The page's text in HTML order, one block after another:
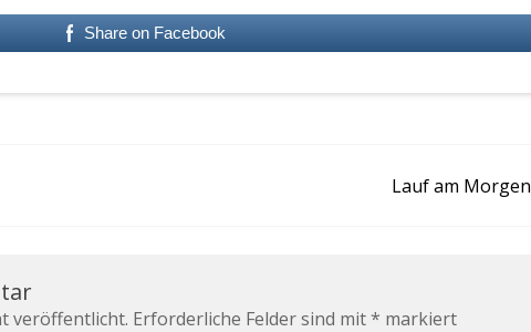
Share on Facebook
Lauf am Morgen
veröffentlicht. Erforderliche Felder sind mit* markiert